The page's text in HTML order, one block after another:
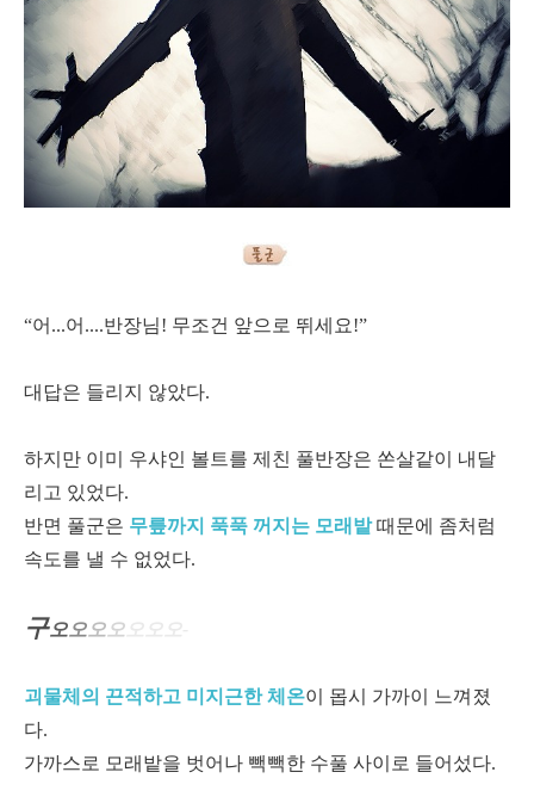
“어...어....반장님! 무조건 앞으로 뛰세요!”
대답은 들리지 않았다.
하지만 이미 우샤인 볼트를 제친 풀반장은 쏜살같이 내달
리고 있었다.
반면 풀군은 무릎까지 푹푹 꺼지는 모래밭때문에 좀처럼
속도를 낼 수 없었다.
구오 오 오 오
괴물체의 끈적하고 미지근한 체온이 몹시 가까이 느껴졌
다.
가까스로 모래밭을 벗어나 빽빽한 수풀 사이로 들어섰다.